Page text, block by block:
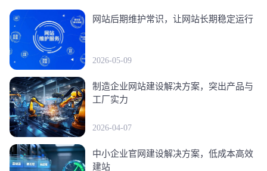
网站后期维护常识，让网站长期稳定运行
2026-05-09
制造企业网站建设解决方案，突出产品与
工厂实力
2026-04-07
中小企业官网建设解决方案，低成本高效
建站